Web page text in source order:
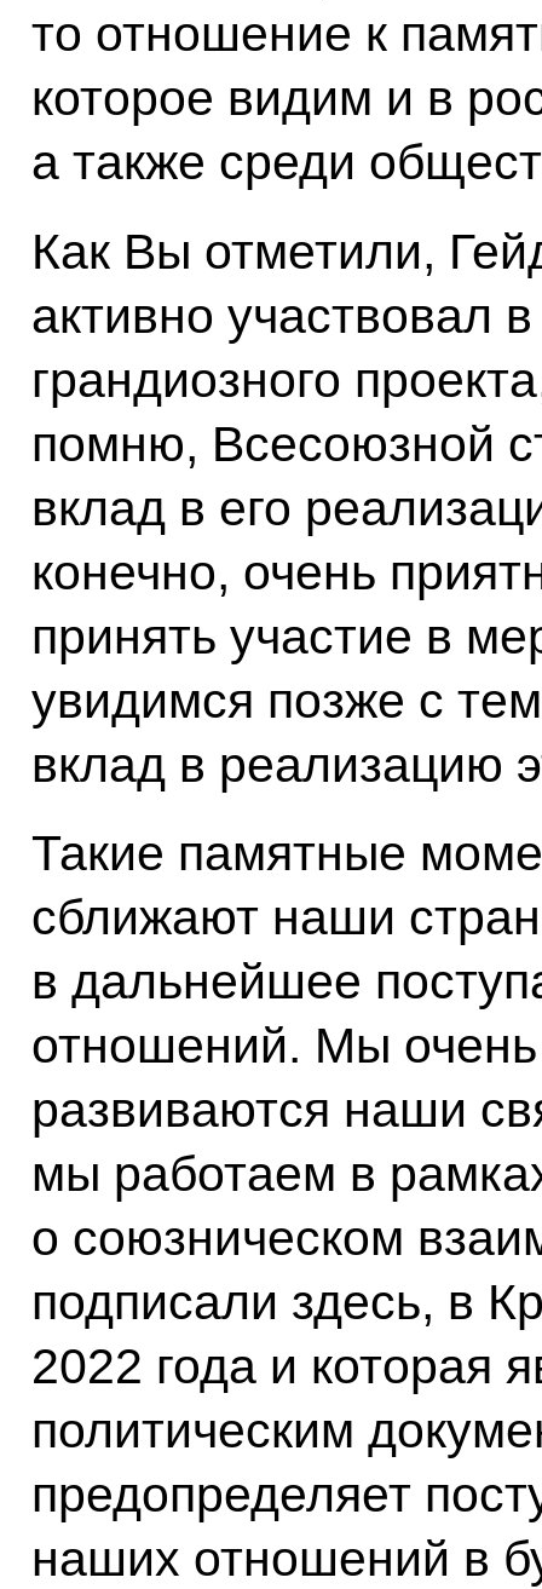
то отношение к
которое видим и в
а также среди
Как Вы отметили,
активно участвовал
грандиозного
помню, Всесоюзной
вклад в его
конечно, очень
принять участие в
увидимся позже с
вклад в реализацию
Такие памятные
сближают наши
в дальнейшее
отношений. Мы
развиваются наши
мы работаем в
о союзническом
подписали здесь, в
2022 года и которая
политическим
предопределяет
наших отношений в